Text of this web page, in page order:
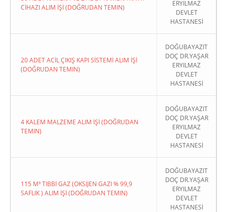
CİHAZI ALIM İŞİ (DOĞRUDAN TEMIN)
ERYILMAZ
DEVLET
HASTANESİ
20 ADET ACİL ÇIKIŞ KAPI SİSTEMİ ALIM İŞİ
(DOĞRUDAN TEMIN)
DOĞUBAYAZIT
DOÇ DR.YAŞAR
ERYILMAZ
DEVLET
HASTANESİ
4 KALEM MALZEME ALIM İŞİ (DOĞRUDAN
TEMIN)
DOĞUBAYAZIT
DOÇ DR.YAŞAR
ERYILMAZ
DEVLET
HASTANESİ
115 M³ TIBBİ GAZ (OKSİJEN GAZI % 99,9
SAFLIK ) ALIM İŞİ (DOĞRUDAN TEMIN)
DOĞUBAYAZIT
DOÇ DR.YAŞAR
ERYILMAZ
DEVLET
HASTANESİ